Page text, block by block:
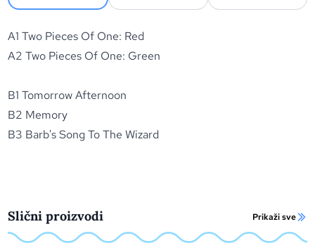
A1 Two Pieces Of One: Red
A2 Two Pieces Of One: Green
B1 Tomorrow Afternoon
B2 Memory
B3 Barb's Song To The Wizard
Slični proizvodi Prikaži sve